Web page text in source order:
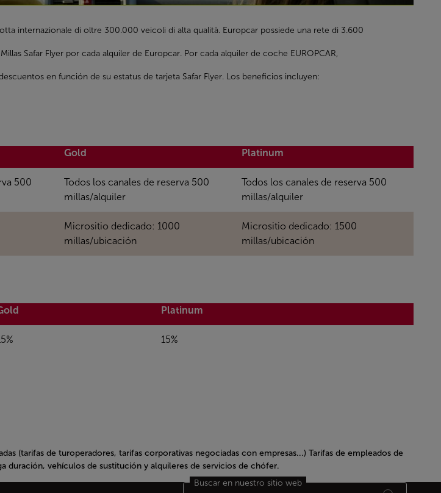
internazionale di oltre 300.000 veicoli di alta qualità. Europcar possiede una rete di 3.600
Safar Flyer por cada alquiler de Europcar. Por cada alquiler de coche EUROPCAR,
en función de su estatus de tarjeta Safar Flyer. Los beneficios incluyen:
Gold Platinum
500
Todos los canales de reserva 500
millas/alquiler
Todos los canales de reserva 500
millas/alquiler
Micrositio dedicado: 1000
millas/ubicación
Micrositio dedicado: 1500
millas/ubicación
Platinum
15%
(tarifas de turoperadores, tarifas corporativas negociadas con empresas...) Tarifas de empleados de
duración, vehículos de sustitución y alquileres de servicios de chófer.
Buscar en nuestro sitio web